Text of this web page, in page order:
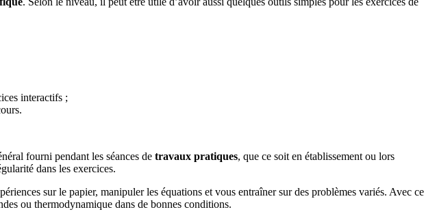
interactifs ;
fourni pendant les séances de travaux pratiques, que ce soit en établissement ou lors
dans les exercices.
sur le papier, manipuler les équations et vous entraîner sur des problèmes variés. Avec ce
ou thermodynamique dans de bonnes conditions.